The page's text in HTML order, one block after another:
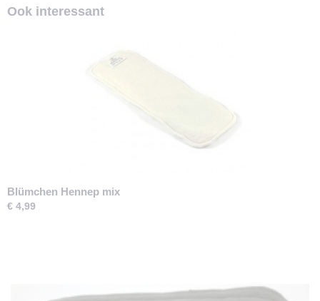
Ook interessant
Blümchen Hennep mix
€ 4,99